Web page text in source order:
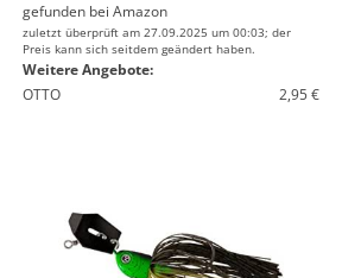
gefunden bei Amazon
zuletzt überprüft am 27.09.2025 um 00:03; der
Preis kann sich seitdem geändert haben.
Weitere Angebote:
OTTO
2,95 €